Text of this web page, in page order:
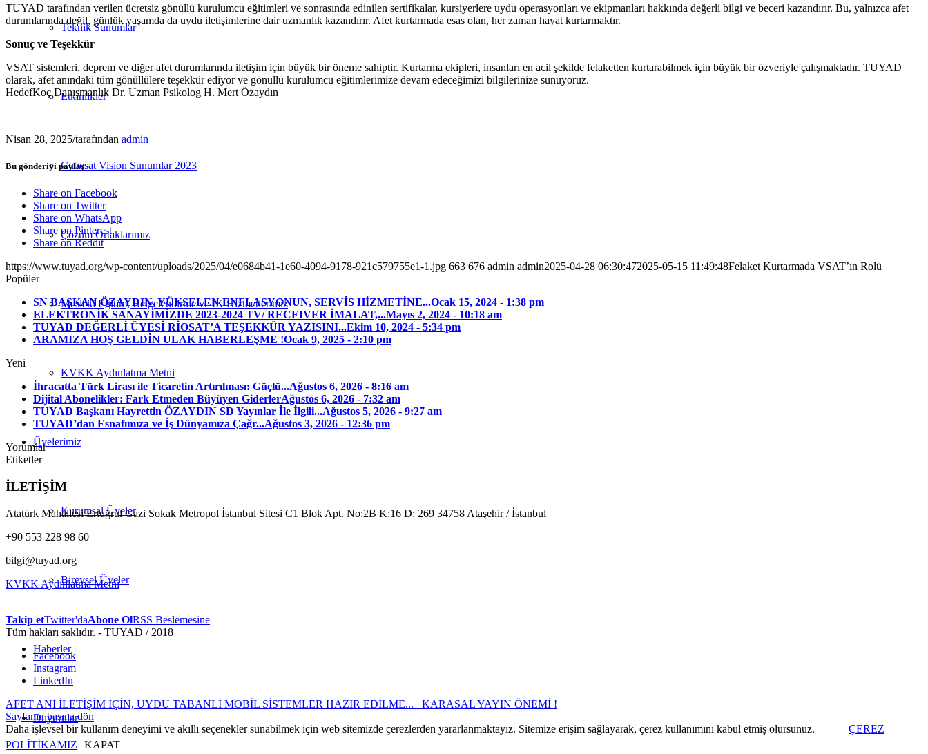
Teknik Sunumlar
Etkinlikler
Cubesat Vision Sunumlar 2023
Çözüm Ortaklarımız
Mesleki Eğitim, Belgelendirme ve İK Hizmetlerimiz
KVKK Aydınlatma Metni
Üyelerimiz
Kurumsal Üyeler
Bireysel Üyeler
Haberler
Duyurular
TUYAD tarafından verilen ücretsiz gönüllü kurulumcu eğitimleri ve sonrasında edinilen sertifikalar, kursiyerlere uydu operasyonları ve ekipmanları hakkında değerli bilgi ve beceri kazandırır. Bu, yalnızca afet
durumlarında değil, günlük yaşamda da uydu iletişimlerine dair uzmanlık kazandırır. Afet kurtarmada esas olan, her zaman hayat kurtarmaktır.
Sonuç ve Teşekkür
VSAT sistemleri, deprem ve diğer afet durumlarında iletişim için büyük bir öneme sahiptir. Kurtarma ekipleri, insanları en acil şekilde felaketten kurtarabilmek için büyük bir özveriyle çalışmaktadır. TUYAD
olarak, afet anındaki tüm gönüllülere teşekkür ediyor ve gönüllü kurulumcu eğitimlerimize devam edeceğimizi bilgilerinize sunuyoruz.
HedefKoç Danışmanlık Dr. Uzman Psikolog H. Mert Özaydın
Nisan 28, 2025/tarafından admin
Bu gönderiyi paylaş
Share on Facebook
Share on Twitter
Share on WhatsApp
Share on Pinterest
Share on Reddit
https://www.tuyad.org/wp-content/uploads/2025/04/e0684b41-1e60-4094-9178-921c579755e1-1.jpg 663 676 admin admin2025-04-28 06:30:472025-05-15 11:49:48Felaket Kurtarmada VSAT’ın Rolü
Popüler
SN BAŞKAN ÖZAYDIN, YÜKSELEN ENFLASYONUN, SERVİS HİZMETİNE...Ocak 15, 2024 - 1:38 pm
ELEKTRONİK SANAYİMİZDE 2023-2024 TV/ RECEIVER İMALAT,...Mayıs 2, 2024 - 10:18 am
TUYAD DEĞERLİ ÜYESİ RİOSAT’A TEŞEKKÜR YAZISINI...Ekim 10, 2024 - 5:34 pm
ARAMIZA HOŞ GELDİN ULAK HABERLEŞME !Ocak 9, 2025 - 2:10 pm
Yeni
İhracatta Türk Lirası ile Ticaretin Artırılması: Güçlü...Ağustos 6, 2026 - 8:16 am
Dijital Abonelikler: Fark Etmeden Büyüyen GiderlerAğustos 6, 2026 - 7:32 am
TUYAD Başkanı Hayrettin ÖZAYDIN SD Yayınlar İle İlgili...Ağustos 5, 2026 - 9:27 am
TUYAD’dan Esnafımıza ve İş Dünyamıza Çağr...Ağustos 3, 2026 - 12:36 pm
Yorumlar
Etiketler
İLETİŞİM
Atatürk Mahallesi Ertuğrul Gazi Sokak Metropol İstanbul Sitesi C1 Blok Apt. No:2B K:16 D: 269 34758 Ataşehir / İstanbul
+90 553 228 98 60
bilgi@tuyad.org
KVKK Aydınlatma Metni
Takip etTwitter'daAbone OlRSS Beslemesine
Tüm hakları saklıdır. - TUYAD / 2018
Facebook
Instagram
LinkedIn
AFET ANI İLETİŞİM İÇİN, UYDU TABANLI MOBİL SİSTEMLER HAZIR EDİLME...
KARASAL YAYIN ÖNEMİ !
Sayfanın başına dön
Daha işlevsel bir kullanım deneyimi ve akıllı seçenekler sunabilmek için web sitemizde çerezlerden yararlanmaktayız. Sitemize erişim sağlayarak, çerez kullanımını kabul etmiş olursunuz.
ÇEREZ
POLİTİKAMIZ
KAPAT